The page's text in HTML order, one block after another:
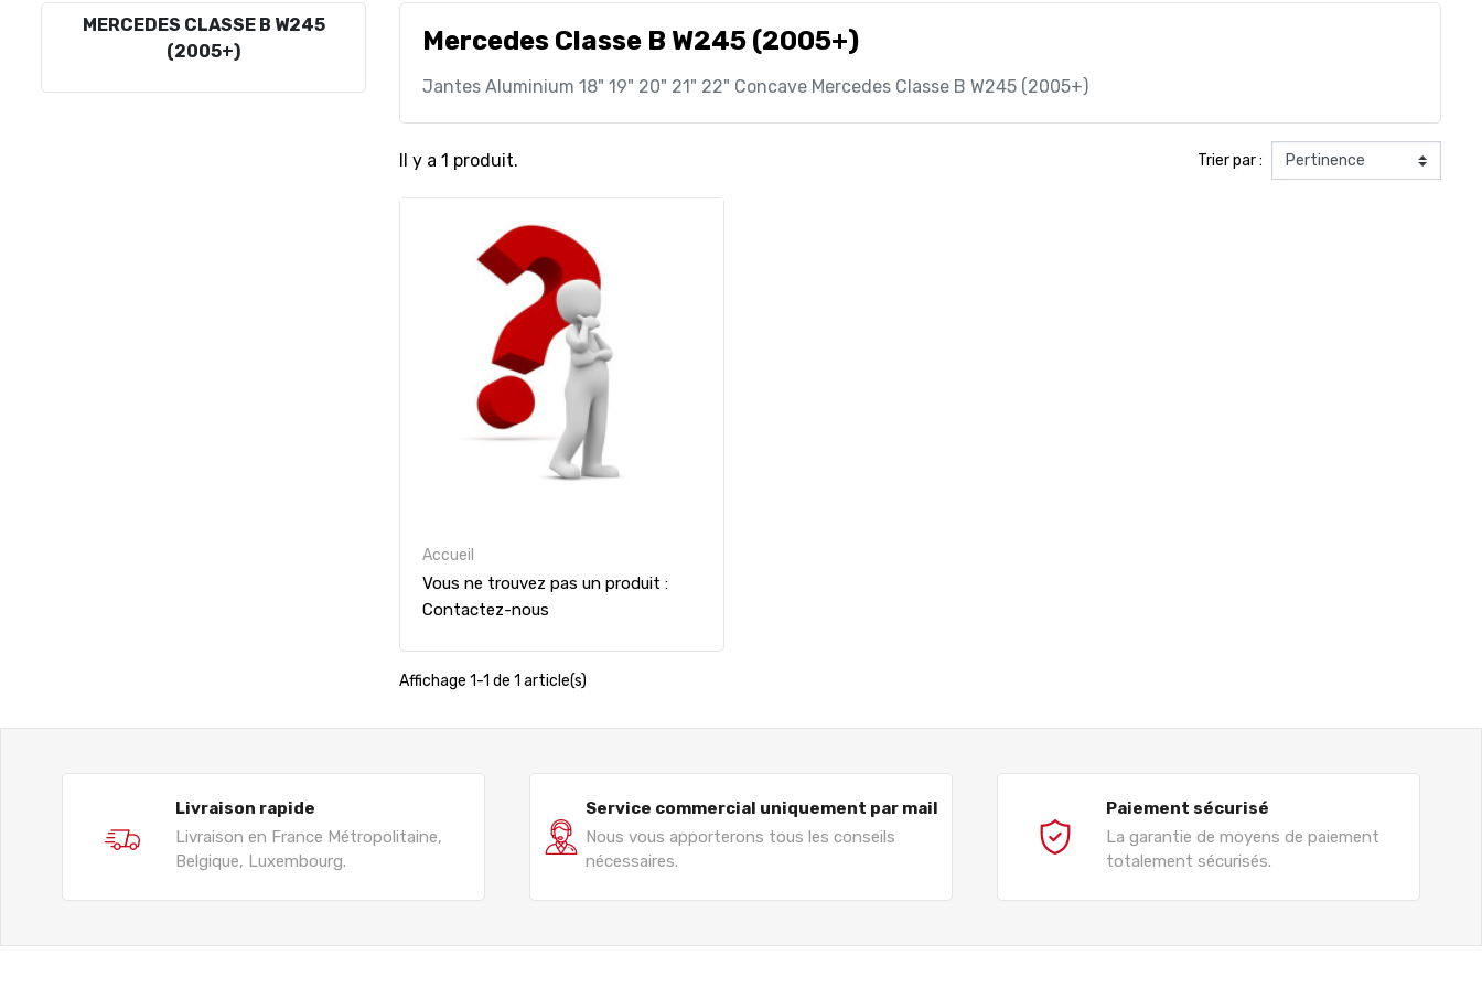
MERCEDES CLASSE B W245
(2005+)
Mercedes Classe B W245 (2005+)
Jantes Aluminium 18" 19" 20" 21" 22" Concave Mercedes Classe B W245 (2005+)
Il y a 1 produit. Trier par :
Accueil
Vous ne trouvez pas un produit :
Contactez-nous
Affichage 1-1 de 1 article(s)
Livraison rapide
Livraison en France Métropolitaine,
Belgique, Luxembourg.
Service commercial uniquement par mail
Nous vous apporterons tous les conseils
nécessaires.
Paiement sécurisé
La garantie de moyens de paiement
totalement sécurisés.